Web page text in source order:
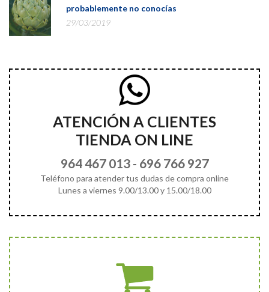
probablemente no conocías
29/03/2019
ATENCIÓN A CLIENTES
TIENDA ON LINE
964 467 013- 696 766 927
Teléfono para atender tus dudas de compra online
Lunes a viernes 9.00/13.00 y 15.00/18.00